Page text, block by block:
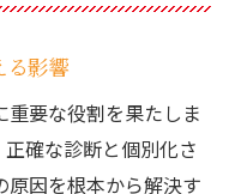
痛改善効果
与える影響
プロセス
る影響
要な役割を果たしま
確な診断と個別化さ
原因を根本から解決す